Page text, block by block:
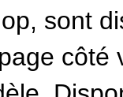
sont
côté